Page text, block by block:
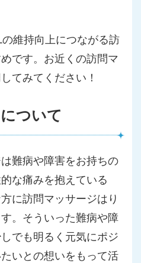
維持向上につながる訪
です。お近くの訪問マ
てみてください！
ついて
難病や障害をお持ちの
な痛みを抱えている
に訪問マッサージはり
。そういった難病や障
でも明るく元気にポジ
いとの想いをもって活